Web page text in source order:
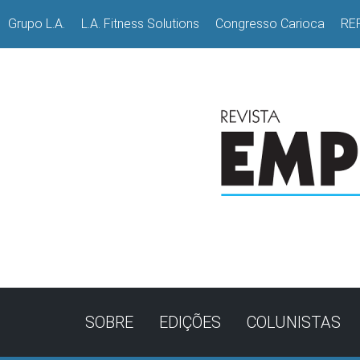
Grupo L.A. L.A. Fitness Solutions Congresso Carioca
SOBRE EDIÇÕES COLUNISTAS